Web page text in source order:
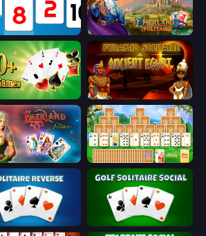
Solitaire Emerland Solitaire Card Game
Pyramid Solitaire Ancient Egypt
Emerland Solitaire Endless Journey Magic Towers Solitaire
Reverse Golf Solitaire